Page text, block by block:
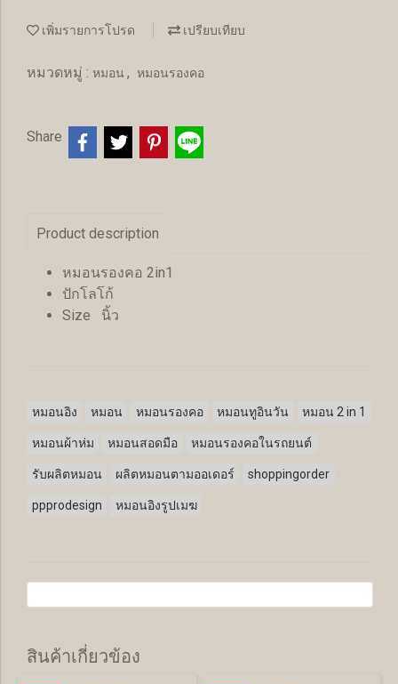
เพิ่มรายการโปรด เปรียบเทียบ
หมวดหมู่ : หมอน , หมอนรองคอ
Share
Product description
หมอนรองคอ 2in1
ปักโลโก้
Size นิ้ว
หมอนอิง หมอน หมอนรองคอ หมอนทูอินวัน หมอน 2 in 1
หมอนผ้าห่ม หมอนสอดมือ หมอนรองคอในรถยนต์
รับผลิตหมอน ผลิตหมอนตามออเดอร์ shoppingorder
ppprodesign หมอนอิงรูปเมฆ
สินค้าเกี่ยวข้อง